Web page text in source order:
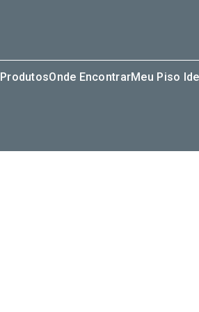
ProdutosOnde EncontrarMeu Piso